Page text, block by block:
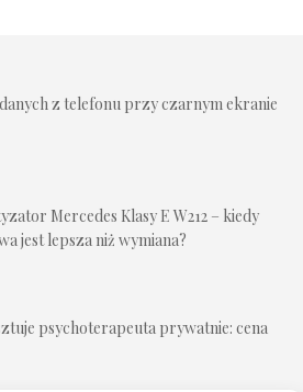
z telefonu przy czarnym ekranie
Mercedes Klasy E W212 – kiedy
jest lepsza niż wymiana?
psychoterapeuta prywatnie: cena